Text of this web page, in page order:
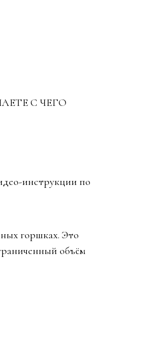
С ЧЕГО
инструкции по
горшках. Это
объём